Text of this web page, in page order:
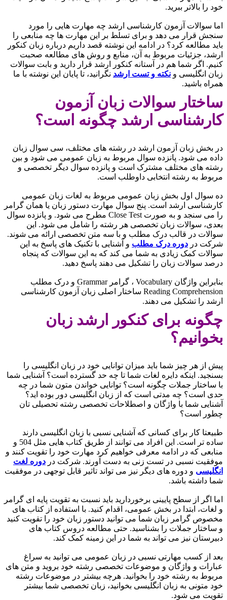
خود را بالاتر ببرید.
اما سوالات آزمون کارشناسی ارشد چه مهارت هایی را مورد
سنجش قرار می دهد و برای تسلط بر این مهارت ها چه منابعی را
باید مطالعه کرد؟ در ادامه این نوشته قصد داریم درباره زبان کنکور
ارشد، جزئیات مربوط به آن، منابع و روش های مطالعه صحبت
کنیم. اگر شما هم در آستانه کنکور ارشد قرار دارید و بابت سوالات
زبان انگلیسی و نکته و تست ارشد نگرانید، تا پایان این نوشته با ما
همراه باشید.
ساختار سوالات زبان آزمون
کارشناسی ارشد چگونه است؟
در بخش زبان آزمون ارشد در رشته های مختلف، سی سوال زبان
داده می شود. پانزده سوال مربوط به زبان عمومی می شود و بین
رشته های مختلف مشترک است و پانزده سوال دیگر تخصصی و
مربوط به رشته انتخابی داوطلب است.
ده سوال اول بخش زبان عمومی مربوط به لغات زبان عمومی
کارشناسی ارشد است. پنج سوال مهارت دستور زبان یا همان گرامر
را می سنجد و به صورت Close Test مطرح می شود. و پانزده سوال
بعدی، سوالات زبان تخصصی هر رشته را شامل می شود. این
سوالات در قالب درک مطلب و با سه متن تخصصی ارائه می شوند.
شرکت در دوره درک مطلب و آشنایی با تکنیک های پاسخ به این
سوالات کمک زیادی به شما می کند که به این سوالات که پنجاه
درصد سوالات زبان را تشکیل می دهند پاسخ دهید.
بنابراین واژگان Vocabulary ، گرامر Grammar و درک مطلب
Reading Comprehension ساختار اصلی زبان آزمون کارشناسی
ارشد را تشکیل می دهند.
چگونه برای کنکور ارشد زبان
بخوانیم؟
پیش از هر چیز شما باید میزان توانایی خود در زبان انگلیسی را
بسنجید. اینکه دایره لغات شما تا چه حد گسترده است؟ آشنایی شما
با ساختار جملات چگونه است؟ توانایی خواندن متون شما در چه
حدی است؟ چه مدتی است که از زبان انگلیسی دور بوده اید؟
آشنایی شما با واژگان و اصطلاحات تخصصی رشته تحصیلی تان
چطور است؟
طبیعتا کار برای کسانی که آشنایی نسبی با زبان انگلیسی دارند
ساده تر است. این افراد می توانند از طریق کتاب هایی مثل 504 و
منابعی که در ادامه معرفی خواهیم کرد مهارت خود را تقویت کنند و
موفقیت نسبی در تست زنی به دست آورند. شرکت در دوره لغت
انگلیسی و دوره های دیگر نیز می تواند تاثیر قابل توجهی در موفقیت
شما داشته باشد.
اما اگر از سطح پایینی برخوردارید باید نسبت به تقویت پایه ای گرامر
و لغات، ابتدا در بخش عمومی، اقدام کنید. با استفاده از کتاب های
مخصوص گرامر زبان شما می توانید دستور زبان خود را تقویت کنید
و ساختار جملات را بشناسید. حتی مطالعه دروس کتاب های
دبیرستان نیز می تواند به شما در این زمینه کمک کند.
بعد از کسب مهارتی نسبی در زبان عمومی می توانید به سراغ
عبارات و واژگان و موضوعات تخصصی رشته خود بروید و متن های
مربوط به رشته خود را بخوانید. هرچه بیشتر در موضوعات رشته
خود متونی به زبان انگلیسی بخوانید، زبان تخصصی شما بیشتر
تقویت می شود.